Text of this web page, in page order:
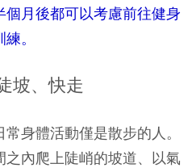
月後都可以考慮前往健身
。
坡、快走
身體活動僅是散步的人。
內爬上陡峭的坡道、以氣